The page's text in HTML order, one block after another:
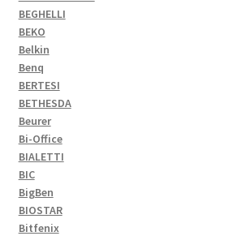
BEGHELLI
BEKO
Belkin
Benq
BERTESI
BETHESDA
Beurer
Bi-Office
BIALETTI
BIC
BigBen
BIOSTAR
Bitfenix